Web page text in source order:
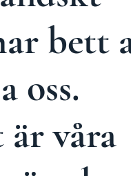
bett
oss.
är våra